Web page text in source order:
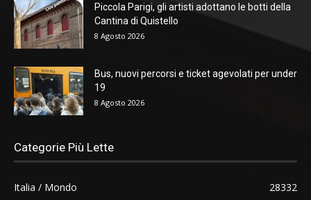
Piccola Parigi, gli artisti adottano le botti della
Cantina di Quistello
8 Agosto 2026
Bus, nuovi percorsi e ticket agevolati per under
19
8 Agosto 2026
Categorie Più Lette
Italia / Mondo
28332